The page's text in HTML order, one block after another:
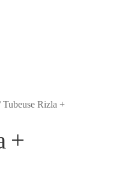
Tubeuse Rizla +
+